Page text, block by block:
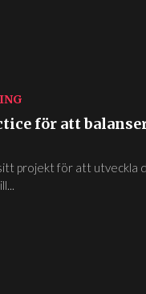
för att
projekt för att